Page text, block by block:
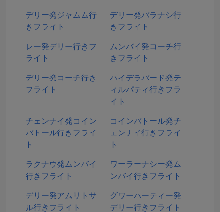
デリー発ジャムム行
きフライト
デリー発バラナシ行
きフライト
レー発デリー行きフ
ライト
ムンバイ発コーチ行
きフライト
デリー発コーチ行き
フライト
ハイデラバード発テ
ィルパティ行きフラ
イト
チェンナイ発コイン
バトール行きフライ
ト
コインバトール発チ
ェンナイ行きフライ
ト
ラクナウ発ムンバイ
行きフライト
ワーラーナシー発ム
ンバイ行きフライト
デリー発アムリトサ
ル行きフライト
グワーハーティー発
デリー行きフライト